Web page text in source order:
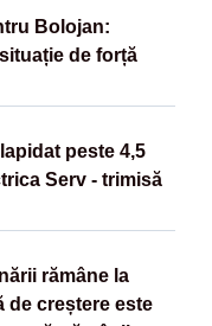
Bolojan:
de forță
peste 4,5
Serv - trimisă
rămâne la
de creștere este